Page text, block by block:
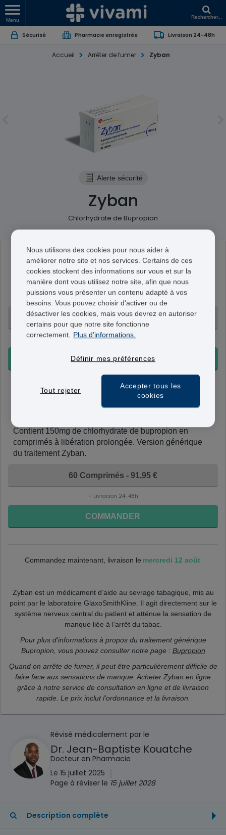
Menu
Rechercher...
Sécurisé Pharmacie enregistrée Livraison 24-48h
Accueil Arrêter de fumer Zyban
Alerte sécurité
Zyban
Chlorhydrate de Bupropion
Zyban
150mg P/R
Contient 150mg de chlorhydrate de bupropion en
comprimés à libération prolongée.
60 Comprimés - 152,95 €
+ Livraison 24-48h
COMMANDER
Bupropion
Contient 150mg de chlorhydrate de bupropion en
comprimés à libération prolongée. Version générique
du traitement Zyban.
60 Comprimés - 91,95 €
+ Livraison 24-48h
COMMANDER
Commandez maintenant, livraison le mercredi 12 août
Zyban est un médicament d’aide au sevrage tabagique, mis au
point par le laboratoire GlaxoSmithKline. Il agit directement sur le
système nerveux central du patient et atténue la sensation de
manque liée à l’arrêt du tabac.
Pour plus d'informations à propos du traitement générique
Bupropion, vous pouvez consulter notre page : Bupropion
Quand on arrête de fumer, il peut être particulièrement difficile de
faire face aux sensations de manque. Acheter Zyban en ligne
grâce à notre service de consultation en ligne et de livraison
rapide. Le prix inclut l'ordonnance et la livraison.
Révisé médicalement par le
Dr. Jean-Baptiste Kouatche
Docteur en Pharmacie
Le 15 juillet 2025
Page à réviser le 15 juillet 2028
Description complète
Nous utilisons des cookies pour nous aider à
améliorer notre site et nos services. Certains de ces
cookies stockent des informations sur vous et sur la
manière dont vous utilisez notre site, afin que nous
puissions vous présenter un contenu adapté à vos
besoins. Vous pouvez choisir d'activer ou de
désactiver les cookies, mais vous devrez en autoriser
certains pour que notre site fonctionne
correctement.
Plus d'informations.
Définir mes préférences
Tout rejeter
Accepter tous les
cookies